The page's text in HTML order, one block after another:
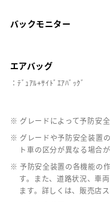
バックモニター
エアバッグ
：ﾃﾞｭｱﾙ+ｻｲﾄﾞｴｱﾊﾞｯｸﾞ
※ グレードによって予防安
※ グレードや予防安全装置
ト車の区分が異なる場合が
※ 予防安全装置の各機能の
す。また、道路状況、車
ます。詳しくは、販売店